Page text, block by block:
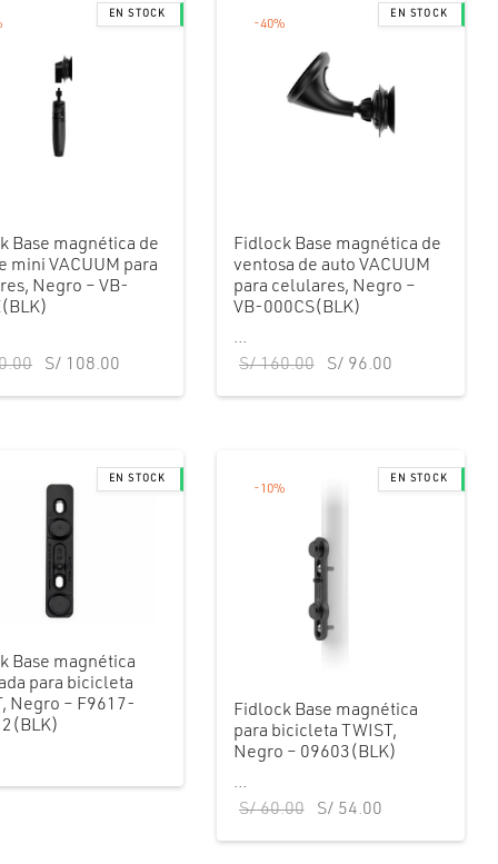
Base magnética de
mini VACUUM para
Negro – VB-
El precio
original
S/ 108.00
actual es:
-40%
Fidlock Base magnética de
ventosa de auto VACUUM
para celulares, Negro –
VB-000CS(BLK)
...
S/160.00
El precio
original
S/ 96.00
actual
Base magnética
para bicicleta
Negro – F9617-
-10%
Fidlock Base magnética
para bicicleta TWIST,
Negro – 09603(BLK)
...
S/60.00
El precio
S/ 54.00